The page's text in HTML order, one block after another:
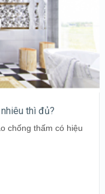
thì đủ?
chống thấm có hiệu